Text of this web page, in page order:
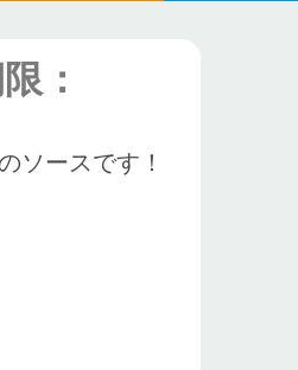
：
ソースです！